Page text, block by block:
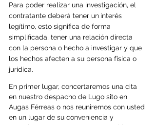
Para poder realizar una investigación, el
contratante deberá tener un interés
legítimo, esto significa de forma
simplificada, tener una relación directa
con la persona o hecho a investigar y que
los hechos afecten a su persona física o
jurídica.
En primer lugar, concertaremos una cita
en nuestro despacho de Lugo sito en
Augas Férreas o nos reuniremos con usted
en un lugar de su conveniencia y